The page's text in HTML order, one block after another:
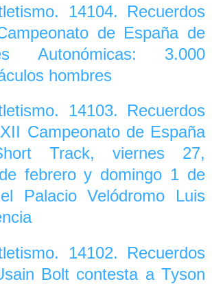
14104. Recuerdos
de España de
Autonómicas: 3.000
hombres
14103. Recuerdos
Campeonato de España
Track, viernes 27,
febrero y domingo 1 de
Palacio Velódromo Luis
14102. Recuerdos
Bolt contesta a Tyson